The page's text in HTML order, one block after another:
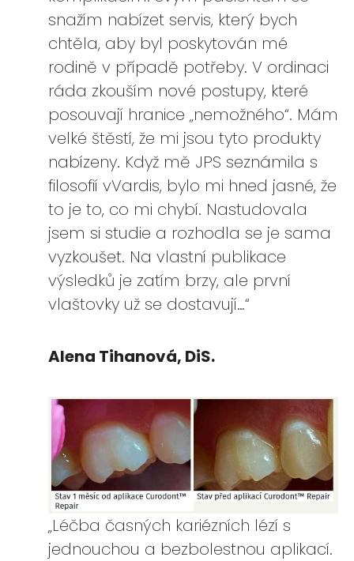
snažím nabízet servis, který bych
chtěla, aby byl poskytován mé
rodině v případě potřeby. V ordinaci
ráda zkouším nové postupy, které
posouvají hranice „nemožného“. Mám
velké štěstí, že mi jsou tyto produkty
nabízeny. Když mě JPS seznámila s
filosofií vVardis, bylo mi hned jasné, že
to je to, co mi chybí. Nastudovala
jsem si studie a rozhodla se je sama
vyzkoušet. Na vlastní publikace
výsledků je zatím brzy, ale první
vlaštovky už se dostavují…“
Alena Tihanová, DiS.
„Léčba časných kariézních lézí s
jednouchou a bezbolestnou aplikací.